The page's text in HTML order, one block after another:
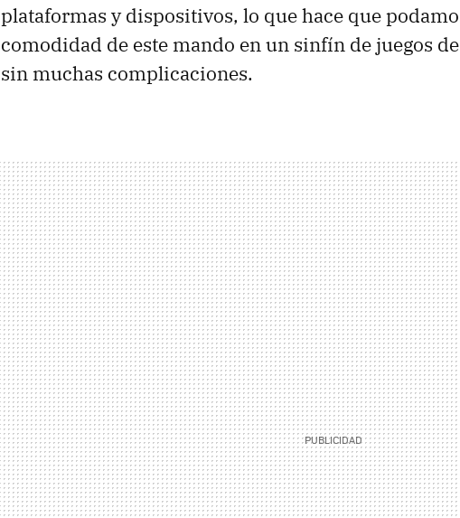
plataformas y dispositivos, lo que hace que
comodidad de este mando en un sinfín de juegos
sin muchas complicaciones.